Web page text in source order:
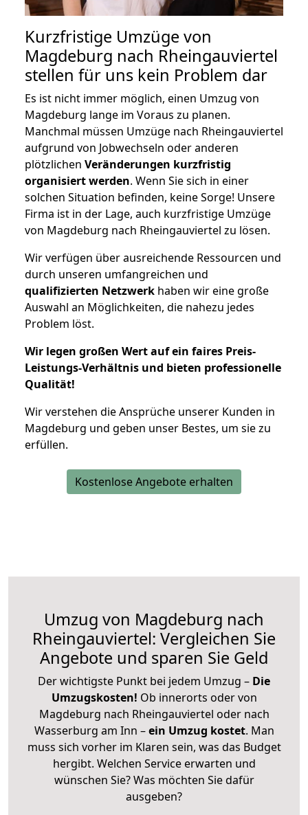
Kurzfristige Umzüge von
Magdeburg nach Rheingauviertel
stellen für uns kein Problem dar
Es ist nicht immer möglich, einen Umzug von
Magdeburg lange im Voraus zu planen.
Manchmal müssen Umzüge nach Rheingauviertel
aufgrund von Jobwechseln oder anderen
plötzlichen Veränderungen kurzfristig
organisiert werden. Wenn Sie sich in einer
solchen Situation befinden, keine Sorge! Unsere
Firma ist in der Lage, auch kurzfristige Umzüge
von Magdeburg nach Rheingauviertel zu lösen.
Wir verfügen über ausreichende Ressourcen und
durch unseren umfangreichen und
qualifizierten Netzwerk haben wir eine große
Auswahl an Möglichkeiten, die nahezu jedes
Problem löst.
Wir legen großen Wert auf ein faires Preis-
Leistungs-Verhältnis und bieten professionelle
Qualität!
Wir verstehen die Ansprüche unserer Kunden in
Magdeburg und geben unser Bestes, um sie zu
erfüllen.
Kostenlose Angebote erhalten
Umzug von Magdeburg nach
Rheingauviertel: Vergleichen Sie
Angebote und sparen Sie Geld
Der wichtigste Punkt bei jedem Umzug – Die
Umzugskosten! Ob innerorts oder von
Magdeburg nach Rheingauviertel oder nach
Wasserburg am Inn –ein Umzug kostet. Man
muss sich vorher im Klaren sein, was das Budget
hergibt. Welchen Service erwarten und
wünschen Sie? Was möchten Sie dafür
ausgeben?